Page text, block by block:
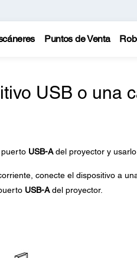
Puntos de Venta
USB o una
puerto USB-Adel proyector y
conecte el dispositivo a
USB-Adel proyector.